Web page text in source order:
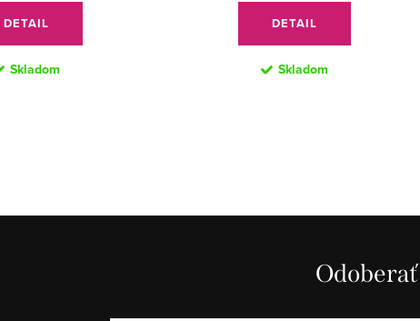
DETAIL
Skladom
DETAIL
Skladom